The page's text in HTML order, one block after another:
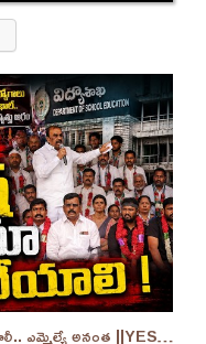
విద్యా శాఖ మంత్రి పదవి లోకేష్ రాజీనామా చేయాలీ.. ఎమ్మెల్యే అనంత ||YES 9TV